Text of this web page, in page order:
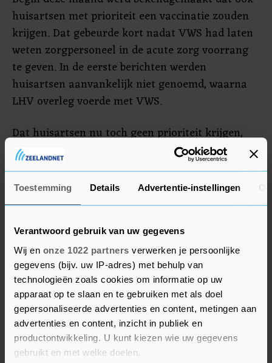
Toestemming Details Advertentie-instellingen
Verantwoord gebruik van uw gegevens
Wij en onze 1022 partners verwerken je persoonlijke
gegevens (bijv. uw IP-adres) met behulp van
technologieën zoals cookies om informatie op uw
apparaat op te slaan en te gebruiken met als doel
gepersonaliseerde advertenties en content, metingen aan
advertenties en content, inzicht in publiek en
productontwikkeling. U kunt kiezen wie uw gegevens
gebruikt en met welke doelen.
huisartsen met prioriteit een vaccinatie zouden
krijgen. Dat gebeurde kort nadat VWS had laten
weten zorgpersoneel in de acute zorg voorrang
te geven. In de eerste berichten werden
huisartsen aanvankelijk niet genoemd, waarna
LHV overleg voerde met VWS.
Dat huisartsen nu toch geen prioriteit krijgen,
noemt Kalsbeek onbegrijpelijk. "De minister laat
de kans liggen om snel de huisartsen in de
frontlinie te beschermen en daarmee ook de
verzekering dat een grote groep kwetsbare